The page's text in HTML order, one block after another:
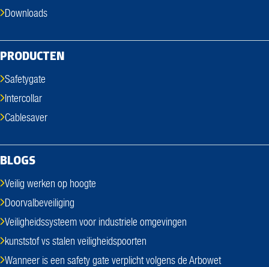
Downloads
PRODUCTEN
Safetygate
Intercollar
Cablesaver
BLOGS
Veilig werken op hoogte
Doorvalbeveiliging
Veiligheidssysteem voor industriele omgevingen
kunststof vs stalen veiligheidspoorten
Wanneer is een safety gate verplicht volgens de Arbowet